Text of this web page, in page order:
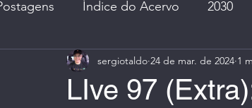
Índice do Acervo 2030
Avatares, Capas e Caricaturas Café
LIve 97
sergiotaldo 24 de mar. de 2024 1